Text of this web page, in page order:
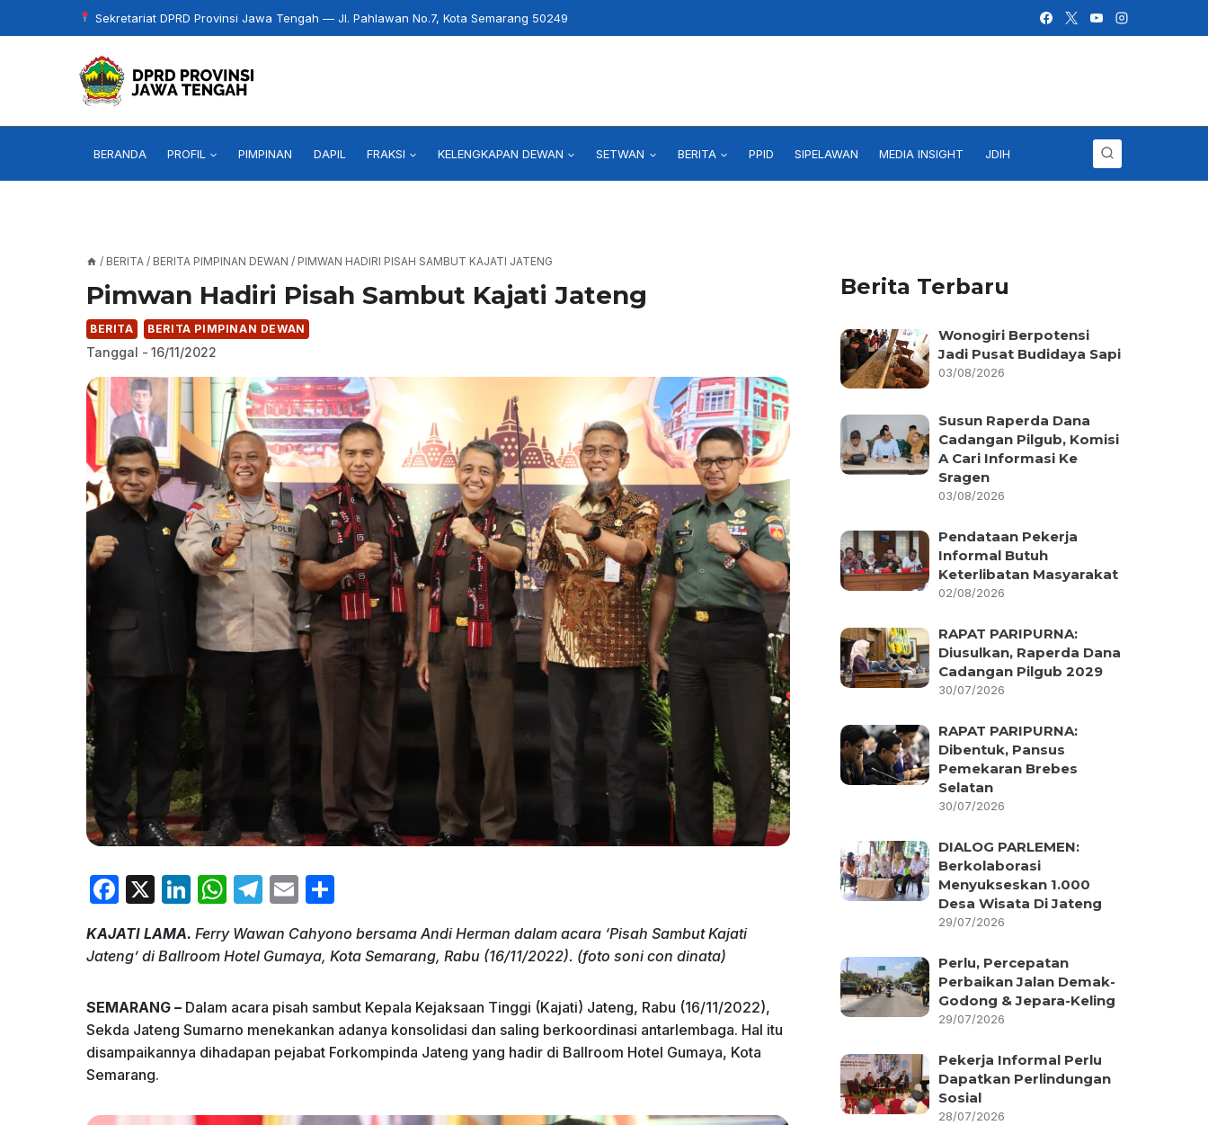
to
Sekretariat DPRD Provinsi Jawa Tengah — Jl. Pahlawan No.7, Kota Semarang 50249
BERANDA PROFIL PIMPINAN DAPIL FRAKSI KELENGKAPAN DEWAN SETWAN BERITA PPID SIPELAWAN MEDIA INSIGHT JDIH
/ BERITA / BERITA PIMPINAN DEWAN / PIMWAN HADIRI PISAH SAMBUT KAJATI JATENG
Pimwan Hadiri Pisah Sambut Kajati Jateng
BERITA BERITA PIMPINAN DEWAN
Tanggal - 16/11/2022
F
c
e
b
o
o
k
X
Li
k
dI
n
W
at
A
p
p
T
e
a
m
E
ai
l
ar
KAJATI LAMA. Ferry Wawan Cahyono bersama Andi Herman dalam acara ‘Pisah Sambut Kajati
Jateng’ di Ballroom Hotel Gumaya, Kota Semarang, Rabu (16/11/2022). (foto soni con dinata)
SEMARANG – Dalam acara pisah sambut Kepala Kejaksaan Tinggi (Kajati) Jateng, Rabu (16/11/2022),
Sekda Jateng Sumarno menekankan adanya konsolidasi dan saling berkoordinasi antarlembaga. Hal itu
disampaikannya dihadapan pejabat Forkompinda Jateng yang hadir di Ballroom Hotel Gumaya, Kota
Semarang.
Berita Terbaru
Wonogiri Berpotensi
Jadi Pusat Budidaya Sapi
03/08/2026
Susun Raperda Dana
Cadangan Pilgub, Komisi
A Cari Informasi Ke
Sragen
03/08/2026
Pendataan Pekerja
Informal Butuh
Keterlibatan Masyarakat
02/08/2026
RAPAT PARIPURNA:
Diusulkan, Raperda Dana
Cadangan Pilgub 2029
30/07/2026
RAPAT PARIPURNA:
Dibentuk, Pansus
Pemekaran Brebes
Selatan
30/07/2026
DIALOG PARLEMEN:
Berkolaborasi
Menyukseskan 1.000
Desa Wisata Di Jateng
29/07/2026
Perlu, Percepatan
Perbaikan Jalan Demak-
Godong & Jepara-Keling
29/07/2026
Pekerja Informal Perlu
Dapatkan Perlindungan
Sosial
28/07/2026